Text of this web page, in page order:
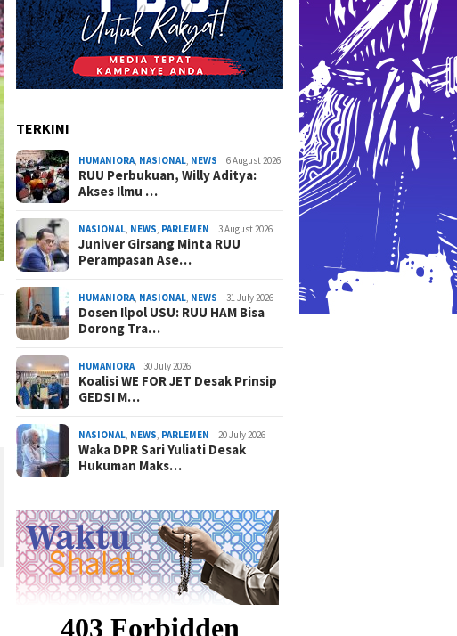
TERKINI
HUMANIORA NASIONAL NEWS 6 August 2026
RUU Perbukuan, Willy Aditya:
Akses Ilmu …
NASIONAL NEWS PARLEMEN 3 August 2026
Juniver Girsang Minta RUU
Perampasan Ase…
HUMANIORA NASIONAL NEWS 31 July 2026
Dosen Ilpol USU: RUU HAM Bisa
Dorong Tra…
HUMANIORA 30 July 2026
Koalisi WE FOR JET Desak Prinsip
GEDSI M…
NASIONAL NEWS PARLEMEN 20 July 2026
Waka DPR Sari Yuliati Desak
Hukuman Maks…